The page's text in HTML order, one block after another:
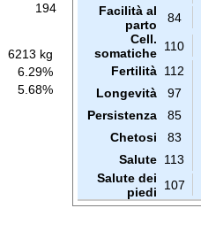
194
6213 kg
6.29%
5.68%
Facilità al
parto
84
Cell.
somatiche 110
Fertilità 112
Longevità
97
Persistenza
85
Chetosi
83
Salute 113
Salute dei
piedi
107